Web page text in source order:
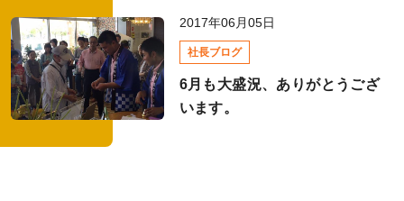
キッチンリフォーム
トイレリフォーム
2017年06月05日
社長ブログ
6月も大盛況、ありがとうござ
います。